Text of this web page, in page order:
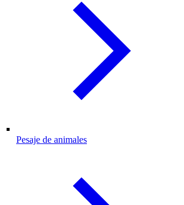
Pesaje de animales